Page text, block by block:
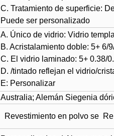
C. Tratamiento de superficie:
Puede ser personalizado
A. Único de vidrio: Vidrio
B. Acristalamiento doble: 5+ 6/
C. El vidrio laminado: 5+ 0.38/
D. /tintado reflejan el vidrio/
E: Personalizar
Australia; Alemán Siegenia
Revestimiento en polvo se